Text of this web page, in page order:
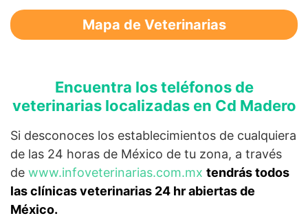
Mapa de Veterinarias
Encuentra los teléfonos de
veterinarias localizadas en Cd Madero
Si desconoces los establecimientos de cualquiera
de las 24 horas de México de tu zona, a través
de www.infoveterinarias.com.mx tendrás todos
las clínicas veterinarias 24 hr abiertas de
México.